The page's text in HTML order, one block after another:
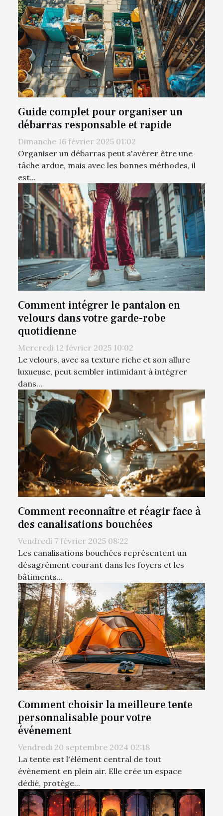
Guide complet pour organiser un
débarras responsable et rapide
Dimanche 16 février 2025 01:02
Organiser un débarras peut s'avérer être une
tâche ardue, mais avec les bonnes méthodes, il
est...
Comment intégrer le pantalon en
velours dans votre garde-robe
quotidienne
Mercredi 12 février 2025 10:02
Le velours, avec sa texture riche et son allure
luxueuse, peut sembler intimidant à intégrer
dans...
Comment reconnaître et réagir face à
des canalisations bouchées
Vendredi 7 février 2025 08:22
Les canalisations bouchées représentent un
désagrément courant dans les foyers et les
bâtiments...
Comment choisir la meilleure tente
personnalisable pour votre
événement
Vendredi 20 septembre 2024 02:18
La tente est l'élément central de tout
évènement en plein air. Elle crée un espace
dédié, protège...